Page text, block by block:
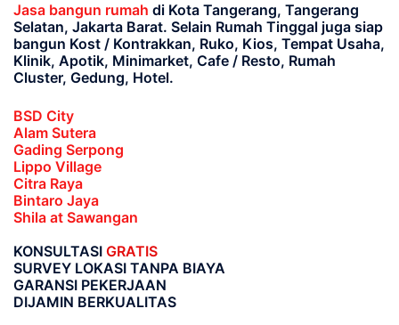
Jasa bangun rumah di Kota Tangerang, Tangerang
Selatan, Jakarta Barat. Selain Rumah Tinggal juga siap
bangun Kost / Kontrakkan, Ruko, Kios, Tempat Usaha,
Klinik, Apotik, Minimarket, Cafe / Resto, Rumah
Cluster, Gedung, Hotel.
BSD City
Alam Sutera
Gading Serpong
Lippo Village
Citra Raya
Bintaro Jaya
Shila at Sawangan
KONSULTASI GRATIS
SURVEY LOKASI TANPA BIAYA
GARANSI PEKERJAAN
DIJAMIN BERKUALITAS